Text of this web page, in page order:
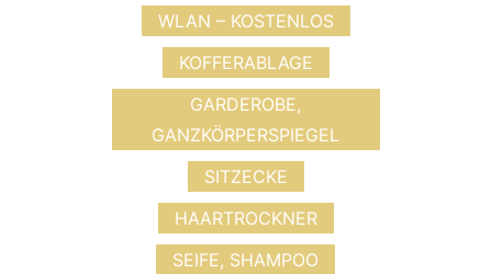
WLAN – KOSTENLOS
KOFFERABLAGE
GARDEROBE,
GANZKÖRPERSPIEGEL
SITZECKE
HAARTROCKNER
SEIFE, SHAMPOO